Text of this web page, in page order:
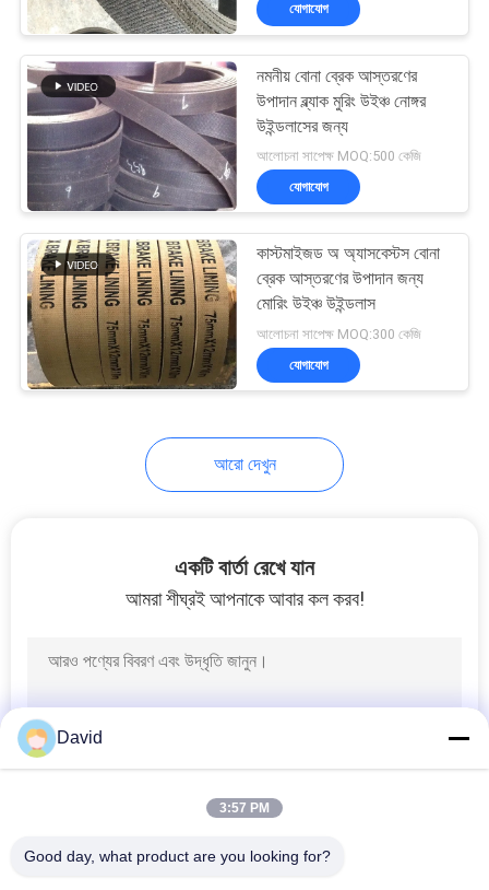
যোগাযোগ
নমনীয় বোনা ব্রেক আস্তরণের
উপাদান ব্ল্যাক মুরিং উইঞ্চ নোঙ্গর
উইন্ডলাসের জন্য
আলোচনা সাপেক্ষ MOQ:500 কেজি
যোগাযোগ
কাস্টমাইজড অ অ্যাসবেস্টস বোনা
ব্রেক আস্তরণের উপাদান জন্য
মোরিং উইঞ্চ উইন্ডলাস
আলোচনা সাপেক্ষ MOQ:300 কেজি
যোগাযোগ
আরো দেখুন
একটি বার্তা রেখে যান
আমরা শীঘ্রই আপনাকে আবার কল করব!
David
3:57 PM
Good day, what product are you looking for?